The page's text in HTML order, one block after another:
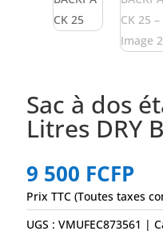
Sac à dos
Litres DRY
9 500 FCFP
Prix TTC (Toutes taxes
UGS :VMUFEC873561